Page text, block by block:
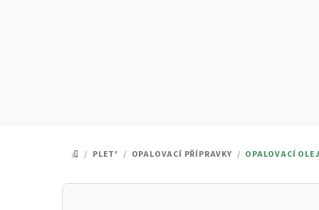
DOMŮ
/ PLET' / OPALOVACÍ PŘÍPRAVKY / OPALOVACÍ
P